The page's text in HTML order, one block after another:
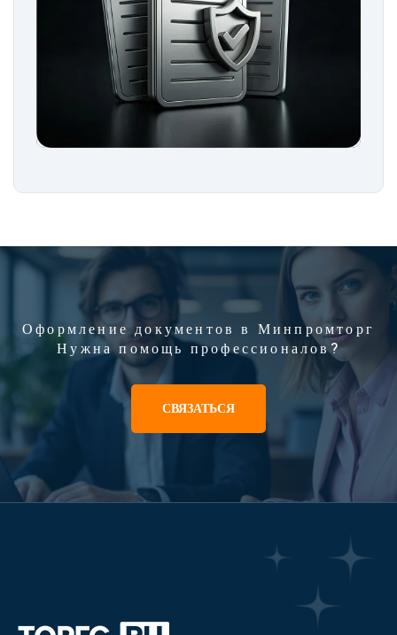
Оформление документов в Минпромторг
Нужна помощь профессионалов?
СВЯЗАТЬСЯ